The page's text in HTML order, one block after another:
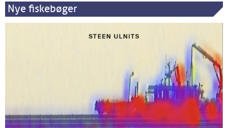
Nye fiskebøger